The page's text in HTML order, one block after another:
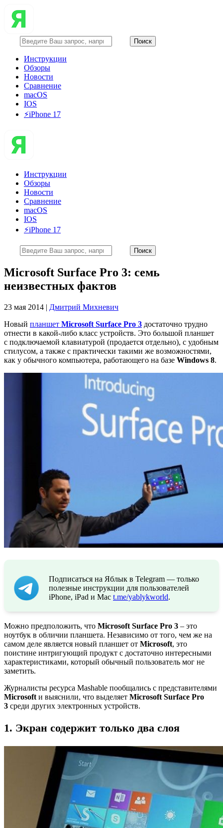
Инструкции
Обзоры
Новости
Сравнение
macOS
IOS
⚡️iPhone 17
Инструкции
Обзоры
Новости
Сравнение
macOS
IOS
⚡️iPhone 17
Microsoft Surface Pro 3: семь
неизвестных фактов
23 мая 2014 | Дмитрий Михневич
Новый планшет Microsoft Surface Pro 3 достаточно трудно
отнести в какой-либо класс устройств. Это большой планшет
с подключаемой клавиатурой (продается отдельно), с удобным
стилусом, а также с практически такими же возможностями,
как у обычного компьютера, работающего на базе Windows 8.
Подписаться на Яблык в Telegram — только
полезные инструкции для пользователей
iPhone, iPad и Mac t.me/yablykworld.
Можно предположить, что Microsoft Surface Pro 3 – это
ноутбук в обличии планшета. Независимо от того, чем же на
самом деле является новый планшет от Microsoft, это
поистине интригующий продукт с достаточно интересными
характеристиками, который обычный пользователь мог не
заметить.
Журналисты ресурса Mashable пообщались с представителями
Microsoft и выяснили, что выделяет Microsoft Surface Pro
3 среди других электронных устройств.
1. Экран содержит только два слоя